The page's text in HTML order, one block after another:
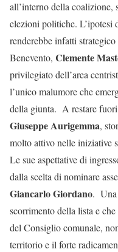
all’interno della coalizione,
elezioni politiche.
renderebbe infatti
Benevento, Clemente
privilegiato dell’area
l’unico malumore che
della giunta. A restare
Giuseppe Aurigemma,
molto attivo nelle iniziative
Le sue aspettative di
dalla scelta di nominare
Giancarlo Giordano. Una
scorrimento della lista e
del Consiglio comunale,
territorio e il forte